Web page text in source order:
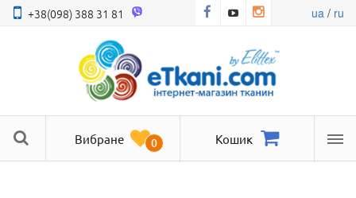
+38(098) 388 31 81 ua/ ru
Вибране 0 Кошик